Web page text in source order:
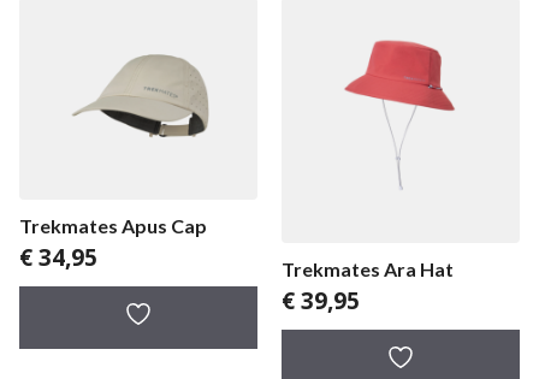
Trekmates Apus Cap
€34,95 Trekmates Ara Hat
€39,95